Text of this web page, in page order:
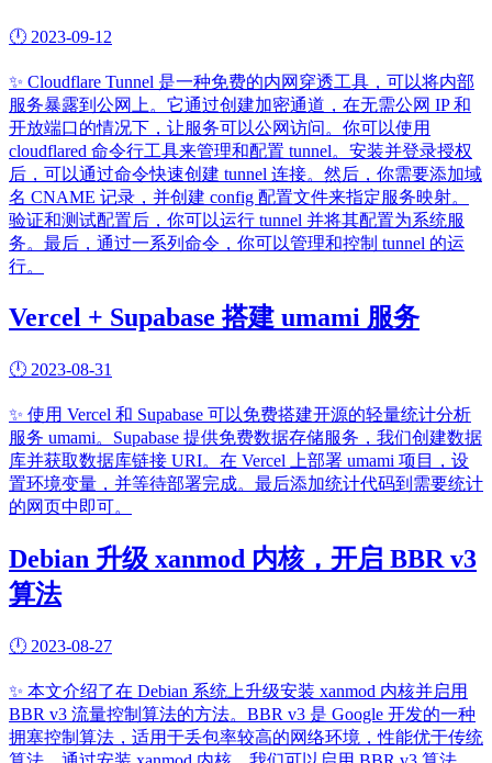
🕛 2023-09-12
✨ Cloudflare Tunnel 是一种免费的内网穿透工具，可以将内部
服务暴露到公网上。它通过创建加密通道，在无需公网 IP 和
开放端口的情况下，让服务可以公网访问。你可以使用
cloudflared 命令行工具来管理和配置 tunnel。安装并登录授权
后，可以通过命令快速创建 tunnel 连接。然后，你需要添加域
名 CNAME 记录，并创建 config 配置文件来指定服务映射。
验证和测试配置后，你可以运行 tunnel 并将其配置为系统服
务。最后，通过一系列命令，你可以管理和控制 tunnel 的运
行。
Vercel + Supabase 搭建 umami 服务
🕛 2023-08-31
✨ 使用 Vercel 和 Supabase 可以免费搭建开源的轻量统计分析
服务 umami。Supabase 提供免费数据存储服务，我们创建数据
库并获取数据库链接 URI。在 Vercel 上部署 umami 项目，设
置环境变量，并等待部署完成。最后添加统计代码到需要统计
的网页中即可。
Debian 升级 xanmod 内核，开启 BBR v3
算法
🕛 2023-08-27
✨ 本文介绍了在 Debian 系统上升级安装 xanmod 内核并启用
BBR v3 流量控制算法的方法。BBR v3 是 Google 开发的一种
拥塞控制算法，适用于丢包率较高的网络环境，性能优于传统